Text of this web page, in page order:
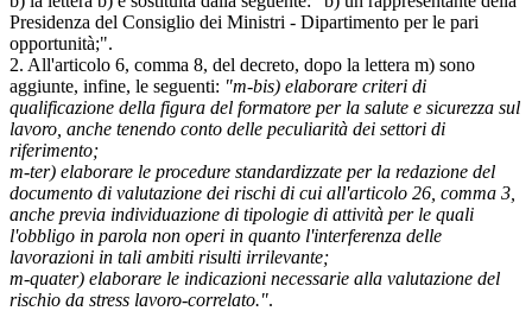
Presidenza del Consiglio dei Ministri - Dipartimento per le pari
opportunità;".
2. All'articolo 6, comma 8, del decreto, dopo la lettera m) sono
aggiunte, infine, le seguenti: "m-bis) elaborare criteri di
qualificazione della figura del formatore per la salute e sicurezza sul
lavoro, anche tenendo conto delle peculiarità dei settori di
riferimento;
m-ter) elaborare le procedure standardizzate per la redazione del
documento di valutazione dei rischi di cui all'articolo 26, comma 3,
anche previa individuazione di tipologie di attività per le quali
l'obbligo in parola non operi in quanto l'interferenza delle
lavorazioni in tali ambiti risulti irrilevante;
m-quater) elaborare le indicazioni necessarie alla valutazione del
rischio da stress lavoro-correlato.".